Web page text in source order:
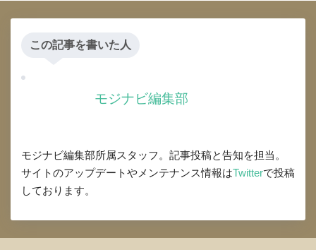
この記事を書いた人
モジナビ編集部
モジナビ編集部所属スタッフ。記事投稿と告知を担当。
サイトのアップデートやメンテナンス情報はTwitterで投稿
しております。